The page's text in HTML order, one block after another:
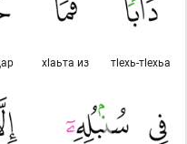
тlехь-тlехьа
хlаьта из